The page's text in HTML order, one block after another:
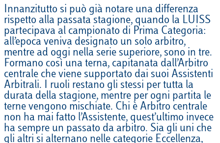
Innanzitutto si può già notare una differenza
rispetto alla passata stagione, quando la LUISS
partecipava al campionato di Prima Categoria:
all’epoca veniva designato un solo arbitro,
mentre ad oggi nella serie superiore, sono in tre.
Formano così una terna, capitanata dall’Arbitro
centrale che viene supportato dai suoi Assistenti
Arbitrali. I ruoli restano gli stessi per tutta la
durata della stagione, mentre per ogni partita le
terne vengono mischiate. Chi è Arbitro centrale
non ha mai fatto l’Assistente, quest’ultimo invece
ha sempre un passato da arbitro. Sia gli uni che
gli altri si alternano nelle categorie Eccellenza,